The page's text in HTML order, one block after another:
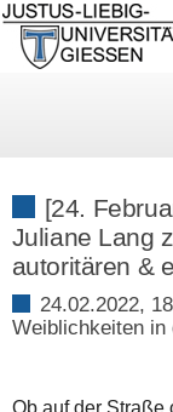
[24.
Juliane Lang
autoritären &
24.02.2022,
Weiblichkeiten in
Ob auf der Straße